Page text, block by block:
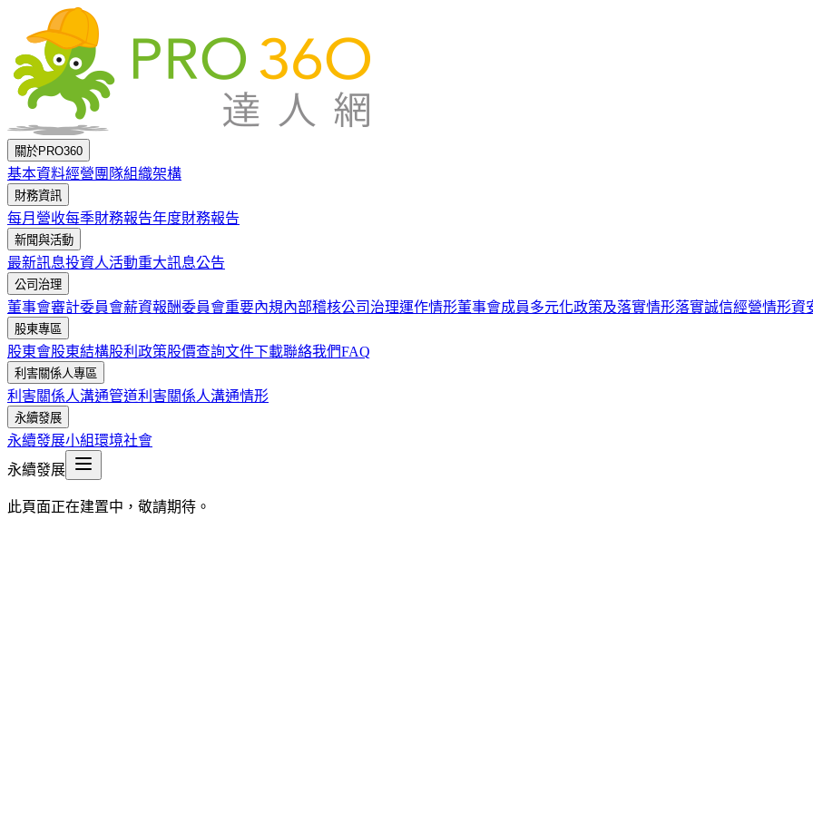
跳到主要內容
關於PRO360
基本資料經營團隊組織架構
財務資訊
每月營收每季財務報告年度財務報告
新聞與活動
最新訊息投資人活動重大訊息公告
公司治理
董事會審計委員會薪資報酬委員會重要內規內部稽核公司治理運作情形董事會成員多元化政策及落實情形落實誠信經營情形資
股東專區
股東會股東結構股利政策股價查詢文件下載聯絡我們FAQ
利害關係人專區
利害關係人溝通管道利害關係人溝通情形
永續發展
永續發展小組環境社會
永續發展
此頁面正在建置中，敬請期待。